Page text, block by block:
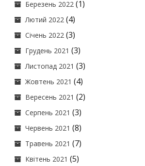
Березень 2022 (1)
Лютий 2022 (4)
Січень 2022 (3)
Грудень 2021 (3)
Листопад 2021 (3)
Жовтень 2021 (4)
Вересень 2021 (2)
Серпень 2021 (3)
Червень 2021 (8)
Травень 2021 (7)
Квітень 2021 (5)